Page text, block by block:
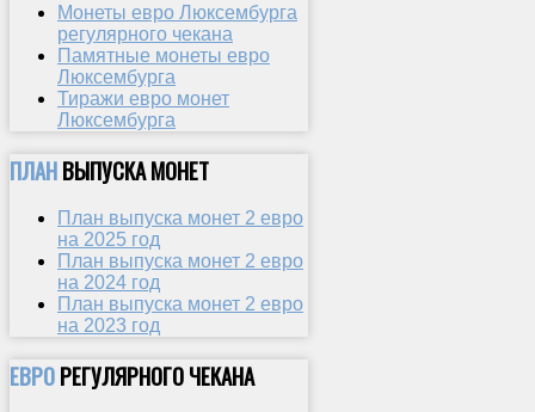
Монеты евро Люксембурга
регулярного чекана
Памятные монеты евро
Люксембурга
Тиражи евро монет
Люксембурга
ПЛАНВЫПУСКА МОНЕТ
План выпуска монет 2 евро
на 2025 год
План выпуска монет 2 евро
на 2024 год
План выпуска монет 2 евро
на 2023 год
ЕВРОРЕГУЛЯРНОГО ЧЕКАНА